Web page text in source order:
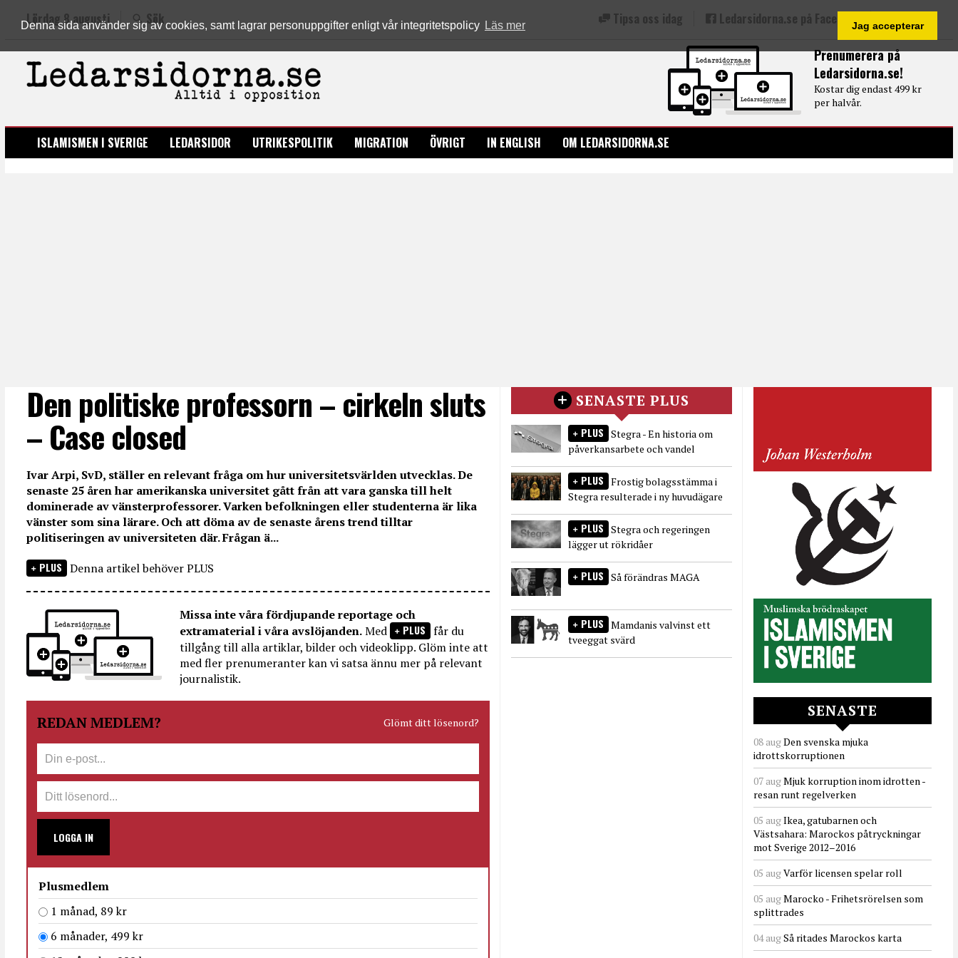
Denna sida använder sig av cookies, samt lagrar personuppgifter enligt vår integritetspolicy Läs mer Jag accepterar
Prenumerera på
Ledarsidorna.se!
Kostar dig endast 499 kr
per halvår.
Lördag 8 augusti Sök Tipsa oss idag Ledarsidorna.se på Facebook
LEDARSIDORNA.SE
ISLAMISMEN I SVERIGE LEDARSIDOR UTRIKESPOLITIK MIGRATION ÖVRIGT IN ENGLISH OM LEDARSIDORNA.SE
Den politiske professorn – cirkeln sluts
– Case closed
Ivar Arpi, SvD, ställer en relevant fråga om hur universitetsvärlden utvecklas. De
senaste 25 åren har amerikanska universitet gått från att vara ganska till helt
dominerade av vänsterprofessorer. Varken befolkningen eller studenterna är lika
vänster som sina lärare. Och att döma av de senaste årens trend tilltar
politiseringen av universiteten där. Frågan ä...
PLUS Denna artikel behöver PLUS
Missa inte våra fördjupande reportage och
extramaterial i våra avslöjanden.Med PLUS får du
tillgång till alla artiklar, bilder och videoklipp. Glöm inte att
med fler prenumeranter kan vi satsa ännu mer på relevant
journalistik.
REDAN MEDLEM? Glömt ditt lösenord?
LOGGA IN
Plusmedlem
1 månad, 89 kr
6 månader, 499 kr
SENASTE PLUS
PLUS Stegra - En historia om
påverkansarbete och vandel
PLUS Frostig bolagsstämma i
Stegra resulterade i ny huvudägare
PLUS Stegra och regeringen
lägger ut rökridåer
PLUS Så förändras MAGA
PLUS Mamdanis valvinst ett
tveeggat svärd
SENASTE
08 augDen svenska mjuka
idrottskorruptionen
07 augMjuk korruption inom idrotten -
resan runt regelverken
05 augIkea, gatubarnen och
Västsahara: Marockos påtryckningar
mot Sverige 2012–2016
05 augVarför licensen spelar roll
05 augMarocko - Frihetsrörelsen som
splittrades
04 augSå ritades Marockos karta